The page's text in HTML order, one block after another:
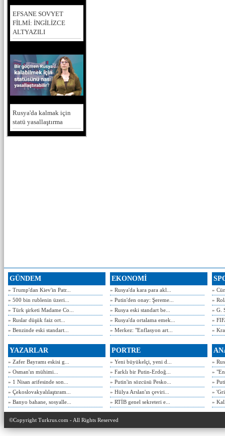
EFSANE SOVYET
FİLMİ: İNGİLİZCE
ALTYAZILI
Rusya'da kalmak için
statü yasallaştırma
GÜNDEM
» Trump'dan Kiev'in Patr...
» 500 bin rublenin üzeri...
» Türk şirketi Madame Co...
» Ruslar düşük faiz ort...
» Benzinde eski standart...
EKONOMİ
» Rusya'da kara para akl...
» Putin'den onay: Şereme...
» Rusya eski standart be...
» Rusya'da ortalama emek...
» Merkez: "Enflasyon art...
»
»
» G.
»
»
YAZARLAR
» Zafer Bayramı eskisi g...
» Osman'ın mühimi...
» 1 Nisan arifesinde son...
» Çekoslovakyalılaştıram...
» Banyo bahane, sosyalle...
PORTRE
» Yeni büyükelçi, yeni d...
» Farklı bir Putin-Erdoğ...
» Putin'in sözcüsü Pesko...
» Hülya Arslan'ın çeviri...
» RTİB genel sekreteri e...
»
»
»
»
»
©Copyright Turkrus.com - All Rights Reserved